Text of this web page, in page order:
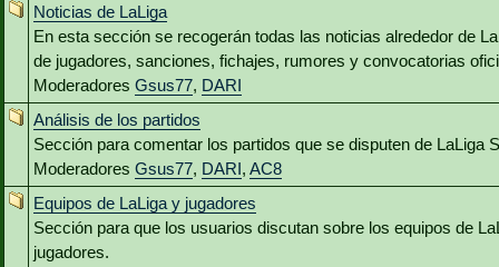
Noticias de LaLiga
En esta sección se recogerán todas las noticias alrededor de
de jugadores, sanciones, fichajes, rumores y convocatorias
Moderadores Gsus77, DARI
Análisis de los partidos
Sección para comentar los partidos que se disputen de LaLiga
Moderadores Gsus77, DARI, AC8
Equipos de LaLiga y jugadores
Sección para que los usuarios discutan sobre los equipos de
jugadores.